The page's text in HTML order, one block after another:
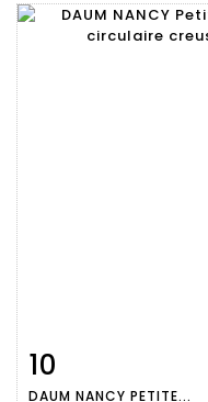
10
DAUM NANCY PETITE...